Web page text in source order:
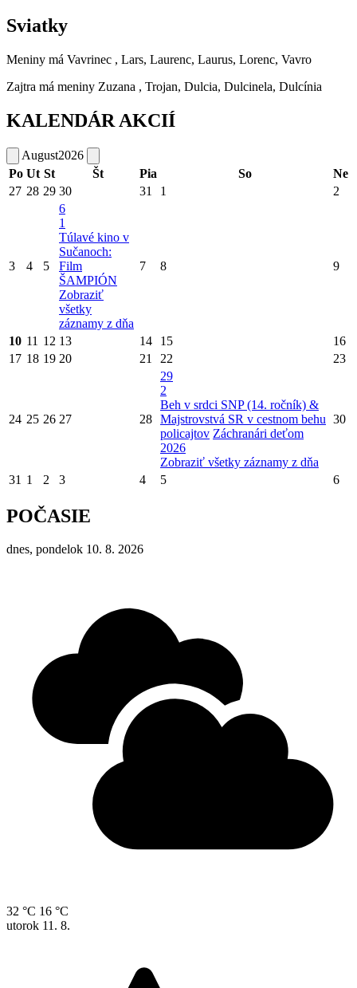
Sviatky
Meniny má Vavrinec , Lars, Laurenc, Laurus, Lorenc, Vavro
Zajtra má meniny Zuzana , Trojan, Dulcia, Dulcinela, Dulcínia
KALENDÁR AKCIÍ
August2026
Po Ut St Št Pia So
Ne
27 28 29 30 31 1 2
3 4 5
6
1
Túlavé kino v
Sučanoch:
Film
ŠAMPIÓN
Zobraziť
všetky
záznamy z dňa
7 8 9
10 11 12 13 14 15
16
17 18 19 20 21 22 23
24 25 26 27 28
29
2
Beh v srdci SNP (14. ročník) &
Majstrovstvá SR v cestnom behu
policajtov Záchranári deťom
2026
Zobraziť všetky záznamy z dňa
30
31 1 2 3 4 5 6
POČASIE
dnes, pondelok 10. 8. 2026
32 °C 16 °C
utorok 11. 8.